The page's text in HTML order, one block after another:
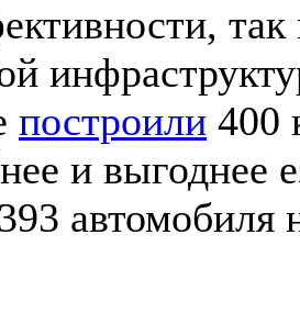
построили 400
и выгоднее